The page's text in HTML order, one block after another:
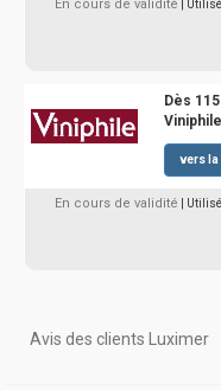
En cours de validité |
Dès
vers la
En cours de validité |
Avis des clients Luximer